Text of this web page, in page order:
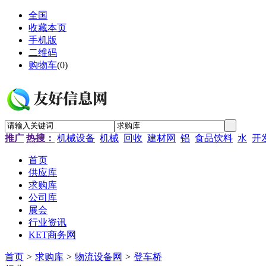
全国
收藏本页
手机版
二维码
购物车(0)
推广 热搜： 机械设备 机械 回收 建材网 铝 食品饮料 水 开
首页
供应库
求购库
公司库
展会
行业资讯
KET商务网
首页 > 求购库 > 物流设备网 > 登车桥